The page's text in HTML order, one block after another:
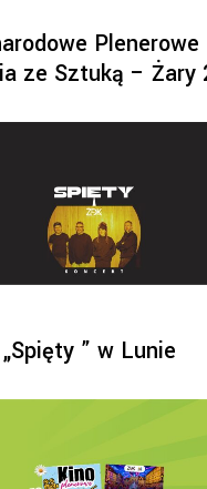
Plenerowe
ze Sztuką – Żary
” w Lunie